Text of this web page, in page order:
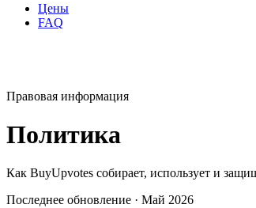
Цены
FAQ
Правовая информация
Политика
Как BuyUpvotes собирает, использует и
Последнее обновление · Май 2026